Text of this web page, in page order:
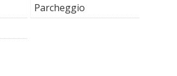
Parcheggio